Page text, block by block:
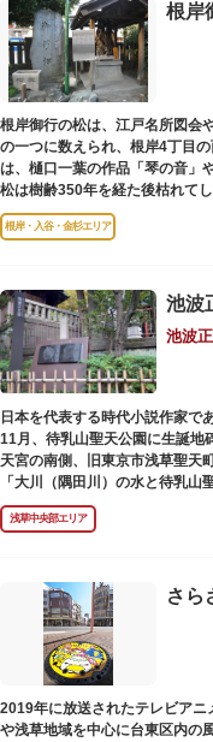
根岸
根岸御行の松は、江戸名所図会
の一つに数えられ、根岸4丁目
は、樋口一葉の作品「琴の音」
松は樹齢350年を経た後枯れて
の松になります。
根岸・入谷・金杉エリア
池波
池波
日本を代表する時代小説作家で
11月、待乳山聖天公園に生誕地
天宮の南側、旧東京市浅草聖天
「大川（隅田川）の水と待乳
だ」（『東京の情景「大川と待
舞台にも待乳山や近くの今戸、
浅草中央部エリア
さら
2019年に放送されたテレビア
や浅草地域を中心に台東区内の